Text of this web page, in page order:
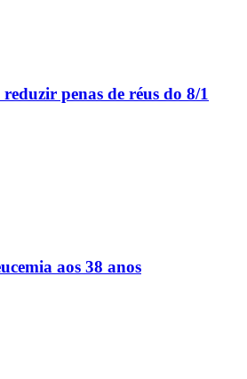
penas de réus do 8/1
aos 38 anos